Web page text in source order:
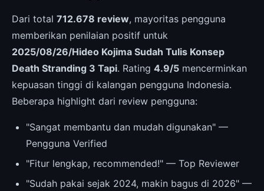
Dari total 712.678 review, mayoritas pengguna
memberikan penilaian positif untuk
2025/08/26/Hideo Kojima Sudah Tulis Konsep
Death Stranding 3 Tapi. Rating 4.9/5 mencerminkan
kepuasan tinggi di kalangan pengguna Indonesia.
Beberapa highlight dari review pengguna:
"Sangat membantu dan mudah digunakan" —
Pengguna Verified
"Fitur lengkap, recommended!" — Top Reviewer
"Sudah pakai sejak 2024, makin bagus di 2026" —